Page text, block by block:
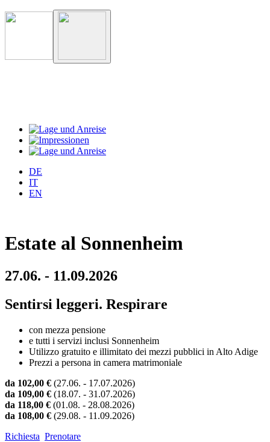
DE
IT
EN
Estate al Sonnenheim
27.06. - 11.09.2026
Sentirsi leggeri. Respirare
con mezza pensione
e tutti i servizi inclusi Sonnenheim
Utilizzo gratuito e illimitato dei mezzi pubblici in Alto Adige
Prezzi a persona in camera matrimoniale
da 102,00 € (27.06. - 17.07.2026)
da 109,00 € (18.07. - 31.07.2026)
da 118,00 € (01.08. - 28.08.2026)
da 108,00 € (29.08. - 11.09.2026)
Richiesta Prenotare